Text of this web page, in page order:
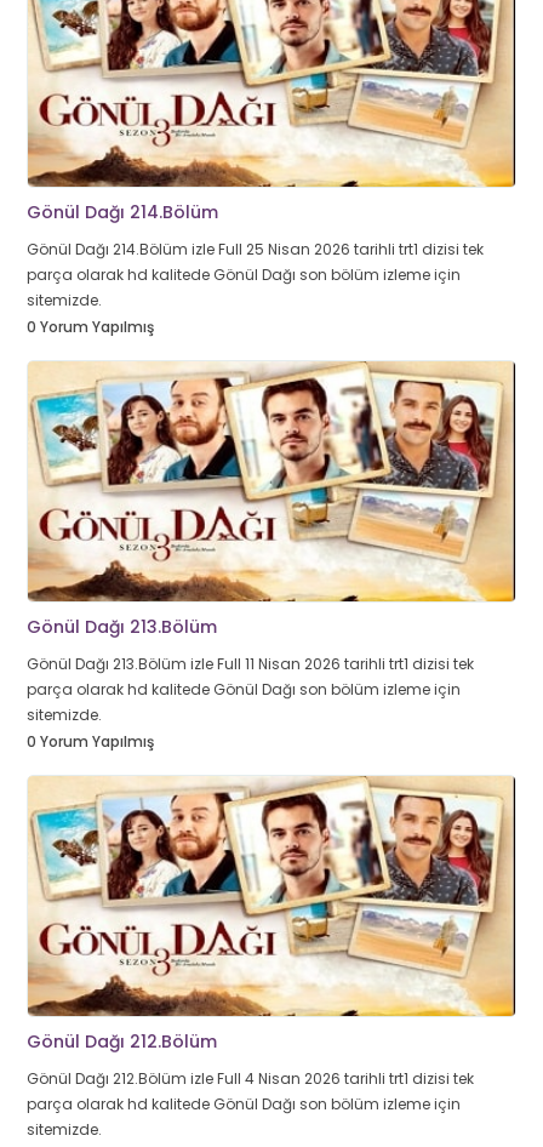
Gönül Dağı 214.Bölüm
Gönül Dağı 214.Bölüm izle Full 25 Nisan 2026 tarihli trt1 dizisi tek
parça olarak hd kalitede Gönül Dağı son bölüm izleme için
sitemizde.
0 Yorum Yapılmış
Gönül Dağı 213.Bölüm
Gönül Dağı 213.Bölüm izle Full 11 Nisan 2026 tarihli trt1 dizisi tek
parça olarak hd kalitede Gönül Dağı son bölüm izleme için
sitemizde.
0 Yorum Yapılmış
Gönül Dağı 212.Bölüm
Gönül Dağı 212.Bölüm izle Full 4 Nisan 2026 tarihli trt1 dizisi tek
parça olarak hd kalitede Gönül Dağı son bölüm izleme için
sitemizde.